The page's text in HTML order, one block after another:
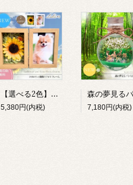
【選べる2色】ひまわり フォトフレーム 写真立て メモリアル 退職祝い Lulu＊s 0857 0856
5,380円(内税) 7,180円(内税)